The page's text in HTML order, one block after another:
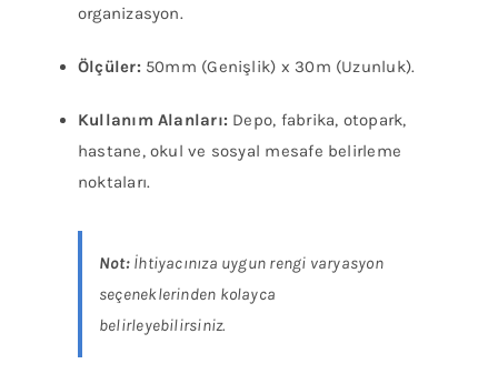
Alan
adet
organizasyon.
Ölçüler: 50mm (Genişlik) x 30m (Uzunluk).
Kullanım Alanları: Depo, fabrika, otopark,
hastane, okul ve sosyal mesafe belirleme
noktaları.
Not:İhtiyacınıza uygun rengi varyasyon
seçeneklerinden kolayca
belirleyebilirsiniz.